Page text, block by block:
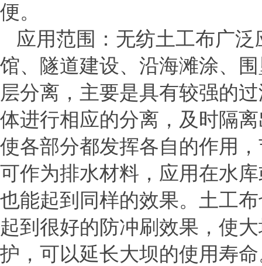
便。
应用范围：无纺土工布广
馆、隧道建设、沿海滩涂、
层分离，主要是具有较强的
体进行相应的分离，及时隔
使各部分都发挥各自的作用
可作为排水材料，应用在水
也能起到同样的效果。土工
起到很好的防冲刷效果，使
护，可以延长大坝的使用寿